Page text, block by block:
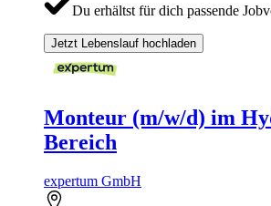
Du erhältst für dich passende
Jetzt Lebenslauf hochladen
Monteur (m/w/d) im
Bereich
expertum GmbH